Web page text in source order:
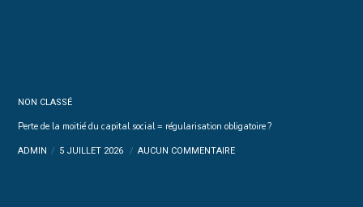
NON CLASSÉ
Perte de la moitié du capital social = régularisation obligatoire ?
ADMIN 5 JUILLET 2026 AUCUN COMMENTAIRE